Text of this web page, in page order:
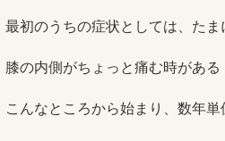
最初のうちの症状としては、たま
膝の内側がちょっと痛む時がある
こんなところから始まり、数年